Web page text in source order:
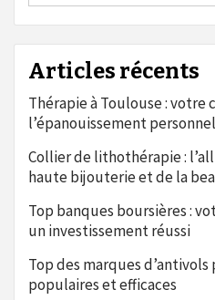
Articles récents
Thérapie à Toulouse : votre
l’épanouissement personnel
Collier de lithothérapie :
haute bijouterie et de la
Top banques boursières :
un investissement réussi
Top des marques
populaires et efficaces